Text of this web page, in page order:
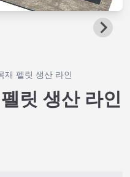
재 펠릿 생산 라인
릿 생산 라인